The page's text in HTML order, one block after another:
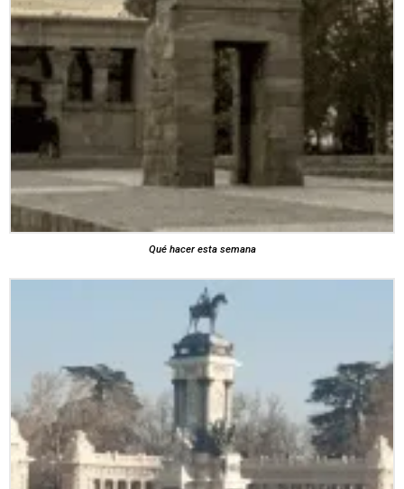
Qué hacer esta semana